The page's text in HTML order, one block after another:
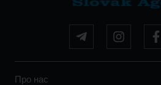
Про нас